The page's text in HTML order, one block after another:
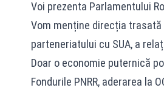
Voi prezenta Parlamentului
Vom menține direcția trasată
parteneriatului cu SUA, a
Doar o economie puternică
Fondurile PNRR, aderarea la